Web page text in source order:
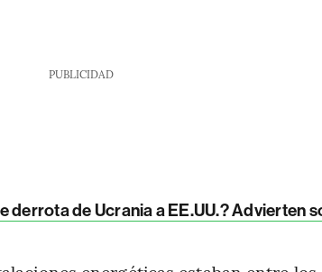
PUBLICIDAD
derrota de Ucrania a EE.UU.? Advierten